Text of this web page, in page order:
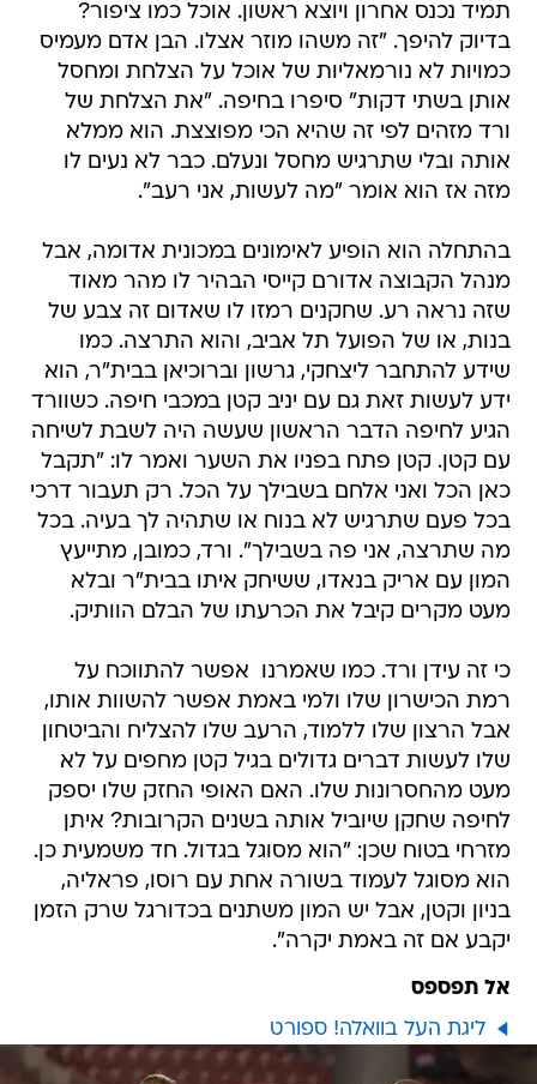
תמיד נכנס אחרון ויוצא ראשון. אוכל כמו ציפור?
בדיוק להיפך. "זה משהו מוזר אצלו. הבן אדם מעמיס
כמויות לא נורמאליות של אוכל על הצלחת ומחסל
אותן בשתי דקות" סיפרו בחיפה. "את הצלחת של
ורד מזהים לפי זה שהיא הכי מפוצצת. הוא ממלא
אותה ובלי שתרגיש מחסל ונעלם. כבר לא נעים לו
מזה אז הוא אומר "מה לעשות, אני רעב".
בהתחלה הוא הופיע לאימונים במכונית אדומה, אבל
מנהל הקבוצה אדורם קייסי הבהיר לו מהר מאוד
שזה נראה רע. שחקנים רמזו לו שאדום זה צבע של
בנות, או של הפועל תל אביב, והוא התרצה. כמו
שידע להתחבר ליצחקי, גרשון וברוכיאן בבית"ר, הוא
ידע לעשות זאת גם עם יניב קטן במכבי חיפה. כשוורד
הגיע לחיפה הדבר הראשון שעשה היה לשבת לשיחה
עם קטן. קטן פתח בפניו את השער ואמר לו: "תקבל
כאן הכל ואני אלחם בשבילך על הכל. רק תעבור דרכי
בכל פעם שתרגיש לא בנוח או שתהיה לך בעיה. בכל
מה שתרצה, אני פה בשבילך". ורד, כמובן, מתייעץ
המון עם אריק בנאדו, ששיחק איתו בבית"ר ובלא
מעט מקרים קיבל את הכרעתו של הבלם הוותיק.
כי זה עידן ורד. כמו שאמרנו  אפשר להתווכח על
רמת הכישרון שלו ולמי באמת אפשר להשוות אותו,
אבל הרצון שלו ללמוד, הרעב שלו להצליח והביטחון
שלו לעשות דברים גדולים בגיל קטן מחפים על לא
מעט מהחסרונות שלו. האם האופי החזק שלו יספק
לחיפה שחקן שיוביל אותה בשנים הקרובות? איתן
מזרחי בטוח שכן: "הוא מסוגל בגדול. חד משמעית כן.
הוא מסוגל לעמוד בשורה אחת עם רוסו, פראליה,
בניון וקטן, אבל יש המון משתנים בכדורגל שרק הזמן
יקבע אם זה באמת יקרה".
אל תפספס
ליגת העל בוואלה! ספורט